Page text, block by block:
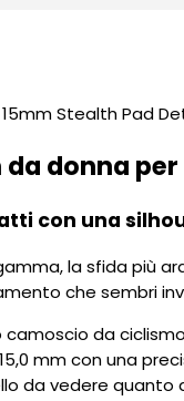
da donna
con una
la sfida più
che sembri
camoscio da
mm con una
da vedere quanto